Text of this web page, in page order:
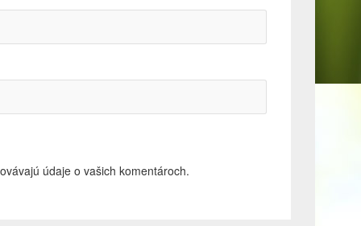
údaje o vašich komentároch.